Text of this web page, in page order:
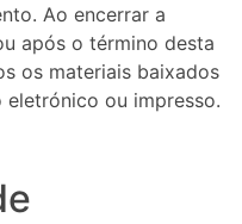
Ao encerrar a
após o término desta
os materiais baixados
eletrónico ou impresso.